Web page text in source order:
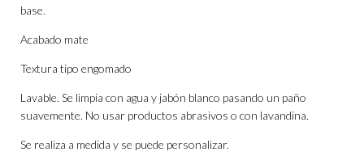
base.
Acabado mate
Textura tipo engomado
Lavable. Se limpia con agua y jabón blanco pasando un paño
suavemente. No usar productos abrasivos o con lavandina.
Se realiza a medida y se puede personalizar.